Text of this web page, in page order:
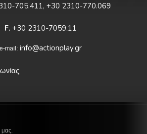
705.411, +30 2310-770.069
F. +30 2310-7059.11
e-mail: info@actionplay.gr
μας.